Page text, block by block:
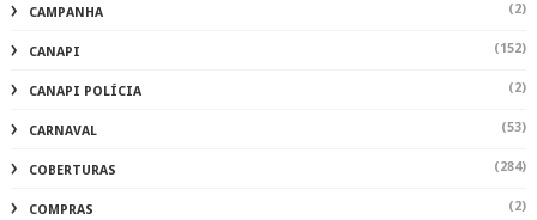
CAMPANHA (2)
CANAPI (152)
CANAPI POLÍCIA (2)
CARNAVAL (53)
COBERTURAS (284)
COMPRAS (2)